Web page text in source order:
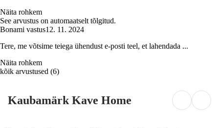
Näita rohkem
See arvustus on automaatselt tõlgitud.
Bonami vastus12. 11. 2024
Tere, me võtsime teiega ühendust e-posti teel, et lahendada ...
Näita rohkem
kõik arvustused (6)
Kaubamärk Kave Home